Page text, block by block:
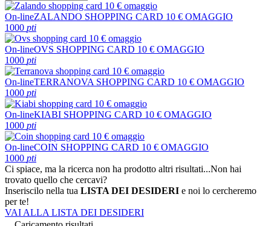
On-lineZALANDO SHOPPING CARD 10 € OMAGGIO
1000 pti
On-lineOVS SHOPPING CARD 10 € OMAGGIO
1000 pti
On-lineTERRANOVA SHOPPING CARD 10 € OMAGGIO
1000 pti
On-lineKIABI SHOPPING CARD 10 € OMAGGIO
1000 pti
On-lineCOIN SHOPPING CARD 10 € OMAGGIO
1000 pti
Ci spiace, ma la ricerca non ha prodotto altri risultati...Non hai
trovato quello che cercavi?
Inseriscilo nella tua LISTA DEI DESIDERI e noi lo cercheremo
per te!
VAI ALLA LISTA DEI DESIDERI